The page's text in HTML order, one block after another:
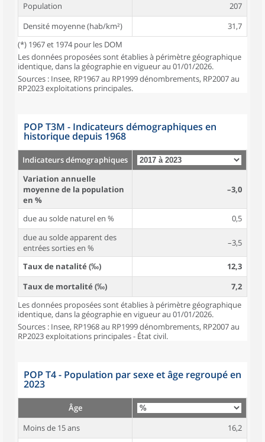
Population
207
Densité moyenne (hab/km²)
31,7
(*) 1967 et 1974 pour les DOM
Les données proposées sont établies à périmètre géographique
identique, dans la géographie en vigueur au 01/01/2026.
Sources : Insee, RP1967 au RP1999 dénombrements, RP2007 au
RP2023 exploitations principales.
POP T3M - Indicateurs démographiques en
historique depuis 1968
Indicateurs démographiques
Variation annuelle
moyenne de la population
en %
–3,0
due au solde naturel en %
0,5
due au solde apparent des
entrées sorties en %
–3,5
Taux de natalité (‰)
12,3
Taux de mortalité (‰)
7,2
Les données proposées sont établies à périmètre géographique
identique, dans la géographie en vigueur au 01/01/2026.
Sources : Insee, RP1968 au RP1999 dénombrements, RP2007 au
RP2023 exploitations principales - État civil.
POP T4 - Population par sexe et âge regroupé en
2023
Âge
Moins de 15 ans
16,2